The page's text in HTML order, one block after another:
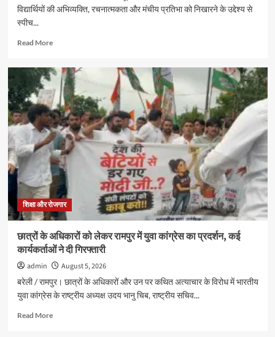
विद्यार्थियों की अभिव्यक्ति, रचनात्मकता और मंचीय प्रतिभा को निखारने के उद्देश्य से
स्पीच...
Read MoreRead
जीआरएम
स्कूल
में
स्पीच
और
अंतर
सदनीय
ड्रामा
प्रतियोगिताओं
में
छात्रों
ने
दिखाई
शिक्षा और रोजगार
छात्रों के अधिकारों को लेकर रामपुर में युवा कांग्रेस का प्रदर्शन, कई
कार्यकर्ताओं ने दी गिरफ्तारी
admin
August 5, 2026
बरेली / रामपुर। छात्रों के अधिकारों और उन पर कथित अत्याचार के विरोध में भारतीय
युवा कांग्रेस के राष्ट्रीय अध्यक्ष उदय भानु चिब, राष्ट्रीय सचिव...
Read MoreRead